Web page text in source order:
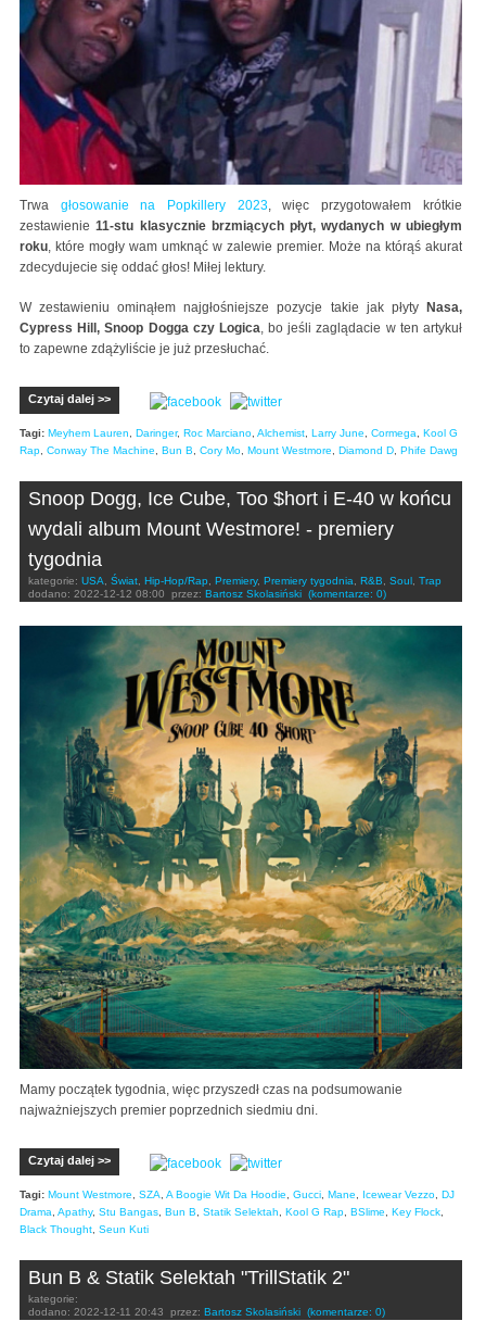
Trwa głosowanie na Popkillery 2023, więc przygotowałem krótkie
zestawienie11-stu klasycznie brzmiących płyt, wydanych w ubiegłym
roku , które mogły wam umknąć w zalewie premier. Może na którąś akurat
zdecydujecie się oddać głos! Miłej lektury.
W zestawieniu ominąłem najgłośniejsze pozycje takie jak płyty Nasa,
Cypress Hill, Snoop Dogga czy Logica , bo jeśli zaglądacie w ten artykuł
to zapewne zdążyliście je już przesłuchać.
Czytaj dalej >>
Tagi: Meyhem Lauren Daringer, Roc Marciano Alchemist Larry June Cormega
Kool G
Rap Conway The Machine Bun B Cory Mo Mount Westmore Diamond D Phife Dawg
Snoop Dogg, Ice Cube, Too $hort i E-40 w końcu
wydali album Mount Westmore! - premiery
tygodnia
kategorie: USA Świat Hip-Hop/Rap Premiery, Premiery tygodnia R&B Soul Trap
dodano: 2022-12-12 08:00 przez: Bartosz Skolasiński (komentarze: 0)
Mamy początek tygodnia, więc przyszedł czas na podsumowanie
najważniejszych premier poprzednich siedmiu dni.
Czytaj dalej >>
Tagi: Mount Westmore SZA A Boogie Wit Da Hoodie Gucci Mane Icewear Vezzo DJ
Drama Apathy, Stu Bangas Bun B Statik Selektah Kool G Rap BSlime Key Flock
Black Thought Seun Kuti
Bun B & Statik Selektah "TrillStatik 2"
kategorie:
dodano: 2022-12-11 20:43 przez: Bartosz Skolasiński (komentarze: 0)